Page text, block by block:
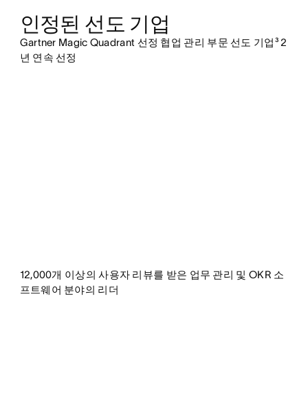
인정된 선도 기업
Gartner Magic Quadrant 선정 협업 관리 부문 선도 기업³ 2
년 연속 선정
12,000개 이상의 사용자 리뷰를 받은 업무 관리 및 OKR 소
프트웨어 분야의 리더